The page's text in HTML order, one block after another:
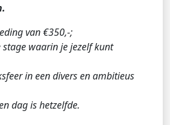
van €350,-;
stage waarin je jezelf kunt
in een divers en ambitieus
dag is hetzelfde.